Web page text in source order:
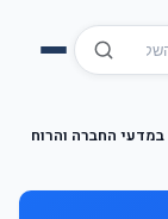
החברה והרוח